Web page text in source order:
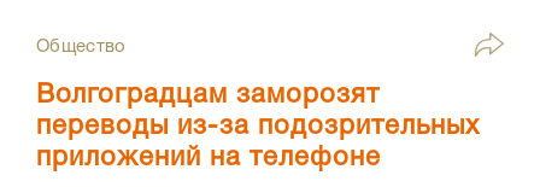
Общество
Волгоградцам заморозят
переводы из-за подозрительных
приложений на телефоне